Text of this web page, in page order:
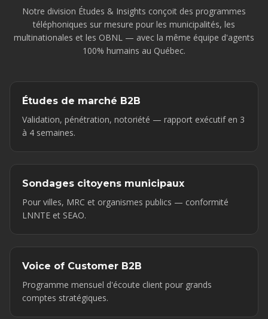
Notre division Études & Insights conçoit des programmes
téléphoniques sur mesure pour les municipalités, les
multinationales et les OBNL — avec la même équipe d'agents
100% humains au Québec.
Études de marché B2B
Validation, pénétration, notoriété — rapport exécutif en 3
à 4 semaines.
Sondages citoyens municipaux
Pour villes, MRC et organismes publics — conformité
LNNTE et SEAO.
Voice of Customer B2B
Programme mensuel d'écoute client pour grands
comptes stratégiques.